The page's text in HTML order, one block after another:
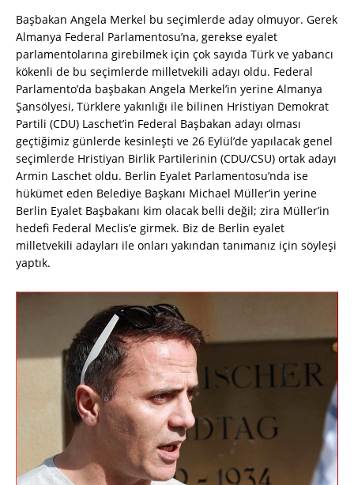
Başbakan Angela Merkel bu seçimlerde aday olmuyor. Gerek
Almanya Federal Parlamentosu’na, gerekse eyalet
parlamentolarına girebilmek için çok sayıda Türk ve yabancı
kökenli de bu seçimlerde milletvekili adayı oldu. Federal
Parlamento’da başbakan Angela Merkel’in yerine Almanya
Şansölyesi, Türklere yakınlığı ile bilinen Hristiyan Demokrat
Partili (CDU) Laschet’in Federal Başbakan adayı olması
geçtiğimiz günlerde kesinleşti ve 26 Eylül’de yapılacak genel
seçimlerde Hristiyan Birlik Partilerinin (CDU/CSU) ortak adayı
Armin Laschet oldu. Berlin Eyalet Parlamentosu’nda ise
hükümet eden Belediye Başkanı Michael Müller’in yerine
Berlin Eyalet Başbakanı kim olacak belli değil; zira Müller’in
hedefi Federal Meclis’e girmek. Biz de Berlin eyalet
milletvekili adayları ile onları yakından tanımanız için söyleşi
yaptık.